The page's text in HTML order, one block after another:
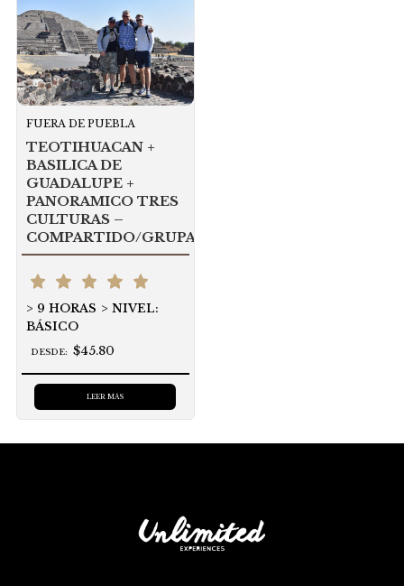
FUERA DE PUEBLA
TEOTIHUACAN +
BASILICA DE
GUADALUPE +
PANORAMICO TRES
CULTURAS –
COMPARTIDO/GRUPAL
9 HORAS
NIVEL:
BÁSICO
DESDE: $45.80
LEER MÁS